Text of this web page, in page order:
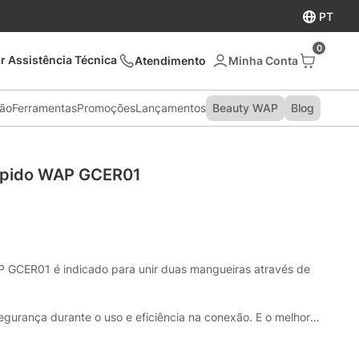
PT
Assistência Técnica Atendimento
0
FerramentasPromoçõesLançamentos Beauty WAP Blog
WAP GCER01
GCER01 é indicado para unir duas mangueiras através de
durante o uso e eficiência na conexão. E o melhor,
ferramentas para a instalação do mesmo.